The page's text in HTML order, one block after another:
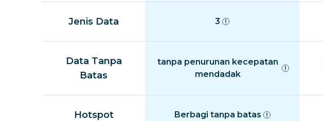
Jenis Data 3
Data Tanpa
Batas
tanpa penurunan kecepatan
mendadak
Hotspot Berbagi tanpa batas